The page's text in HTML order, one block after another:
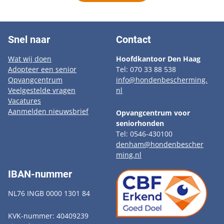
Snel naar
Wat wij doen
Adopteer een senior
Opvangcentrum
Veelgestelde vragen
Vacatures
Aanmelden nieuwsbrief
Contact
Hoofdkantoor Den Haag
Tel: 070 33 88 538
info@hondenbescherming.
nl
Opvangcentrum voor
seniorhonden
Tel: 0546-430100
denham@hondenbescher
ming.nl
IBAN-nummer
NL76 INGB 0000 1301 84
KVK-nummer: 40409239